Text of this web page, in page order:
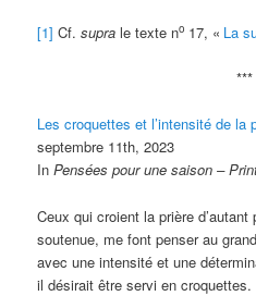
[1] Cf.supra le texte no 17, « La
***
Les croquettes et l’intensité de la
septembre 11th, 2023
InPensées pour une saison –
Ceux qui croient la prière d’autant
soutenue, me font penser au
avec une intensité et une
il désirait être servi en croquettes.